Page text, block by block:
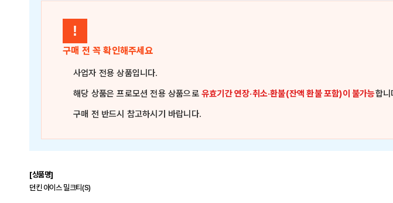
!
구매 전 꼭 확인해주세요
사업자 전용 상품입니다.
해당 상품은프로모션 전용 상품으로유효기간 연장·취소·환불(잔액 환불 포함)이 불가능합니
구매 전 반드시 참고하시기 바랍니다.
[상품명]
던킨 아이스 밀크티(S)